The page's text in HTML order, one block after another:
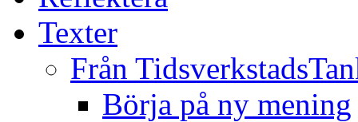
Texter
Från
Börja på ny mening